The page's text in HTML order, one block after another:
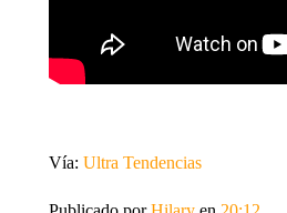
Vía: Ultra Tendencias